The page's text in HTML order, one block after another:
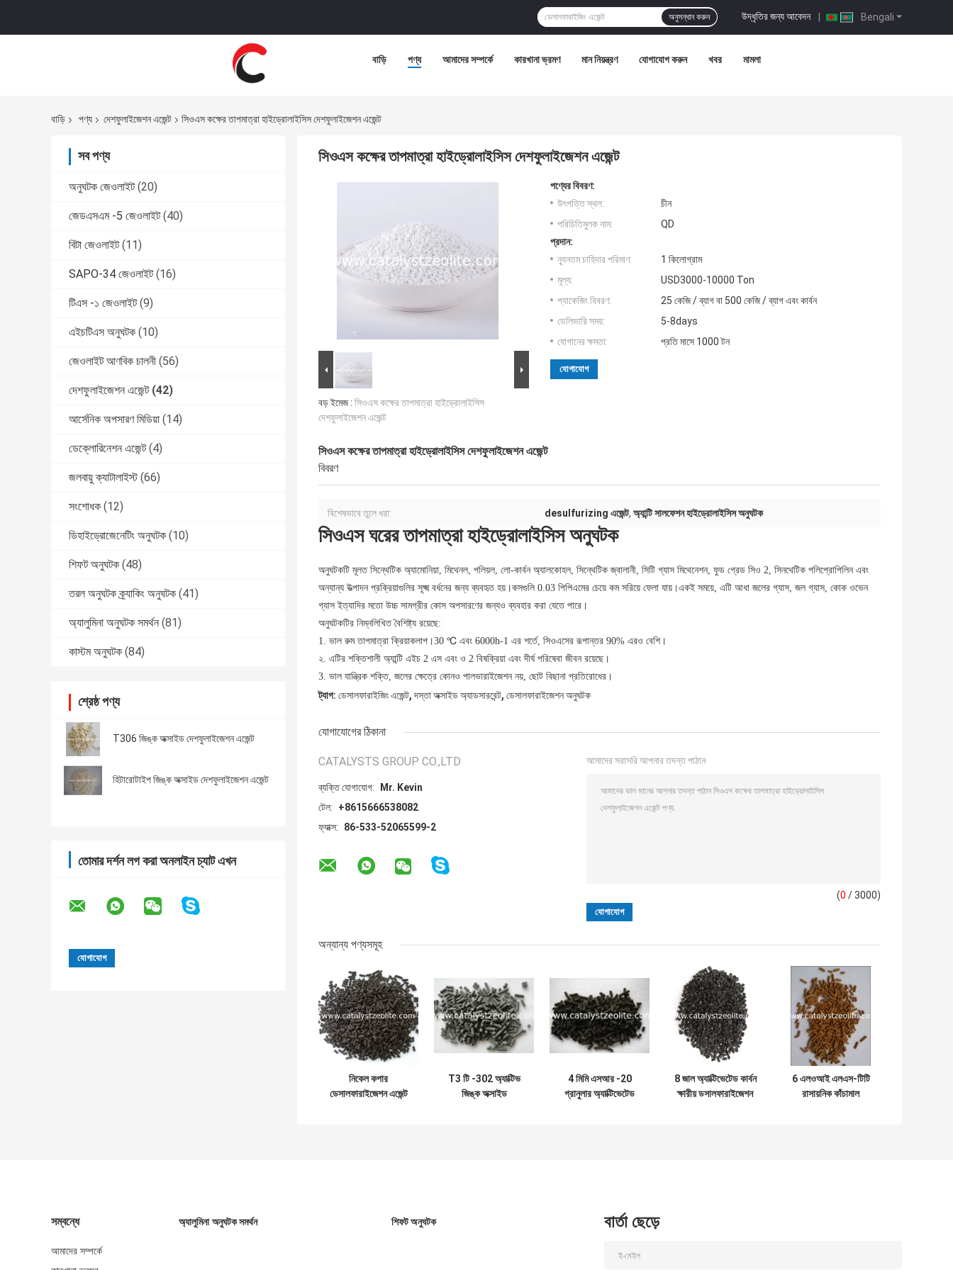
Bengali
উদ্ধৃতির জন্য আবেদন |
অনুসন্ধান করুন
বাড়ি পণ্য আমাদের সম্পর্কে কারখানা ভ্রমণ মান নিয়ন্ত্রণ যোগাযোগ করুন খবর মামলা
বাড়ি পণ্য দেশফুলাইজেশন এজেন্ট সিওএস কক্ষের তাপমাত্রা হাইড্রোলাইসিস দেশফুলাইজেশন এজেন্ট
সব পণ্য
অনুঘটক জেওলাইট (20)
জেডএসএম -5 জেওলাইট (40)
বিটা জেওলাইট (11)
SAPO-34 জেওলাইট (16)
টিএস -১ জেওলাইট (9)
এইচটিএস অনুঘটক (10)
জেওলাইট আণবিক চালনী (56)
দেশফুলাইজেশন এজেন্ট (42)
আর্সেনিক অপসারণ মিডিয়া (14)
ডেক্লোরিনেশন এজেন্ট (4)
জলবায়ু ক্যাটালাইস্ট (66)
সংশোধক (12)
ডিহাইড্রোজেনেটিং অনুঘটক (10)
শিফট অনুঘটক (48)
তরল অনুঘটক ক্র্যাকিং অনুঘটক (41)
অ্যালুমিনা অনুঘটক সমর্থন (81)
কাস্টম অনুঘটক (84)
শ্রেষ্ঠ পণ্য
T306 জিঙ্ক অক্সাইড দেশফুলাইজেশন এজেন্ট
হিটারোটাইপ জিঙ্ক অক্সাইড দেশফুলাইজেশন এজেন্ট
তোমার দর্শন লগ করা অনলাইন চ্যাট এখন
সিওএস কক্ষের তাপমাত্রা হাইড্রোলাইসিস দেশফুলাইজেশন এজেন্ট
বড় ইমেজ : সিওএস কক্ষের তাপমাত্রা হাইড্রোলাইসিস
দেশফুলাইজেশন এজেন্ট
পণ্যের বিবরণ:
উৎপত্তি স্থল:
চীন
পরিচিতিমুলক নাম:
QD
প্রদান:
ন্যূনতম চাহিদার পরিমাণ:
1 কিলোগ্রাম
মূল্য:
USD3000-10000 Ton
প্যাকেজিং বিবরণ:
25 কেজি / ব্যাগ বা 500 কেজি / ব্যাগ এবং কার্বন
ডেলিভারি সময়:
5-8days
যোগানের ক্ষমতা:
প্রতি মাসে 1000 টন
যোগাযোগ
সিওএস কক্ষের তাপমাত্রা হাইড্রোলাইসিস দেশফুলাইজেশন এজেন্ট
বিবরণ
বিশেষভাবে তুলে ধরা: desulfurizing এজেন্ট, অ্যান্টি সালফেশন হাইড্রোলাইসিস অনুঘটক
সিওএস ঘরের তাপমাত্রা হাইড্রোলাইসিস অনুঘটক
অনুঘটকটি মূলত সিন্থেটিক অ্যামোনিয়া, মিথেনল, পলিয়ল, লো-কার্বন অ্যালকোহল, সিন্থেটিক জ্বালানী, সিটি গ্যাস মিথেনেশন, ফুড গ্রেড সিও 2, সিনথেটিক পলিপ্রোপিলিন এবং
অন্যান্য উত্পাদন প্রক্রিয়াগুলির সূক্ষ্ম বর্ধনের জন্য ব্যবহৃত হয়।কসগুলি 0.03 পিপিএমের চেয়ে কম সরিয়ে ফেলা যায়।একই সময়ে, এটি আধা জলের গ্যাস, জল গ্যাস, কোক ওভেন
গ্যাস ইত্যাদির মতো উচ্চ সামগ্রীর কোস অপসারণের জন্যও ব্যবহার করা যেতে পারে।
অনুঘটকটির নিম্নলিখিত বৈশিষ্ট্য রয়েছে:
1. ভাল রুম তাপমাত্রা ক্রিয়াকলাপ।30 ℃ এবং 6000h-1 এর শর্তে, সিওএসের রূপান্তর 90% এরও বেশি।
২. এটির শক্তিশালী অ্যান্টি এইচ 2 এস এবং ও 2 বিষক্রিয়া এবং দীর্ঘ পরিষেবা জীবন রয়েছে।
3. ভাল যান্ত্রিক শক্তি, জলের ক্ষেত্রে কোনও পালভারাইজেশন নয়, ছোট বিছানা প্রতিরোধের।
ট্যাগ: ডেসালফারাইজিং এজেন্ট, দস্তা অক্সাইড অ্যাডসারবেন্ট, ডেসালফারাইজেশন অনুঘটক
যোগাযোগের ঠিকানা
CATALYSTS GROUP CO.,LTD
ব্যক্তি যোগাযোগ:
Mr. Kevin
টেল:
+8615666538082
ফ্যাক্স:
86-533-52065599-2
আমাদের সরাসরি আপনার তদন্ত পাঠান
(0 / 3000)
অন্যান্য পণ্যসমূহ
নিকেল কপার
ডেসালফারাইজেশন এজেন্ট
T3 টি -302 অ্যাক্টিভ
জিঙ্ক অক্সাইড
4 মিমি এসআর -20
গ্রানুলার অ্যাক্টিভেটেড
8 জাল অ্যাক্টিভেটেড কার্বন
ক্ষারীয় ডসালফারাইজেশন
6 এলওআই এলএস-টিটি
রাসায়নিক কাঁচামাল
সম্বন্ধে
আমাদের সম্পর্কে
অ্যালুমিনা অনুঘটক সমর্থন শিফট অনুঘটক বার্তা ছেড়ে